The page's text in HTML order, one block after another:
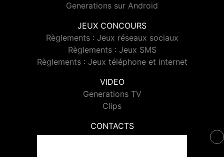
Generations sur Android
JEUX CONCOURS
Règlements : Jeux réseaux sociaux
Règlements : Jeux SMS
Règlements : Jeux téléphone et internet
VIDEO
Generations TV
Clips
CONTACTS
Contacter Generations